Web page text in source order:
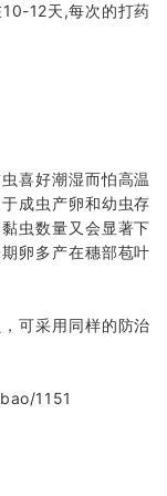
12天,每次的打药
喜好潮湿而怕高温
成虫产卵和幼虫存
虫数量又会显著下
卵多产在穗部苞叶
可采用同样的防治
1151